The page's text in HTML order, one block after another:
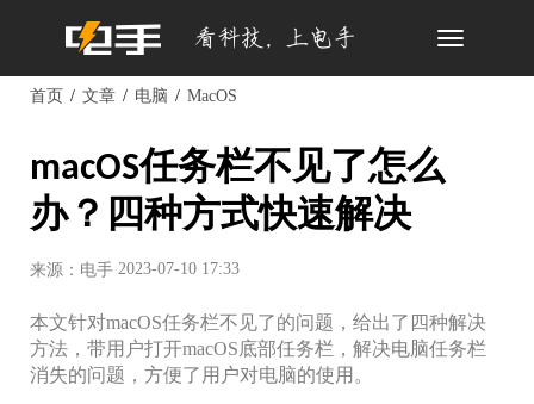
Toggle
首页 文章 电脑 MacOS
macOS任务栏不见了怎么
办？四种方式快速解决
来源：电手 2023-07-10 17:33
本文针对macOS任务栏不见了的问题，给出了四种解决
方法，带用户打开macOS底部任务栏，解决电脑任务栏
消失的问题，方便了用户对电脑的使用。